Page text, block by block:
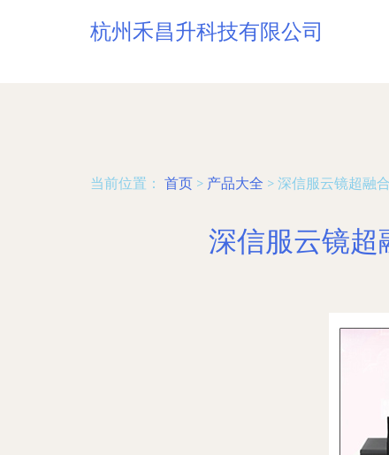
杭州禾昌升科技有限公司
当前位置： 首页 > 产品大全 > 深信服云镜超融
深信服云镜超